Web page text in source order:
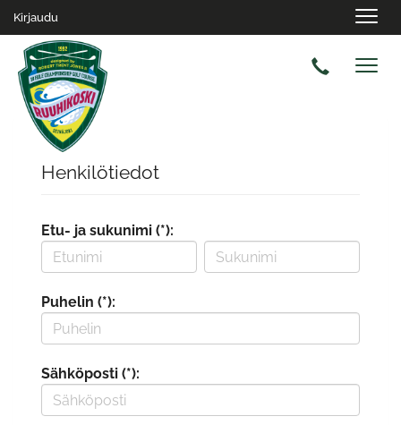
Kirjaudu
Henkilötiedot
Etu- ja sukunimi (*):
Puhelin (*):
Sähköposti (*):